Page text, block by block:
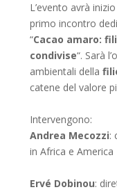
L’evento avrà
primo incontro
“Cacao amaro:
condivise“. Sarà
ambientali della
catene del valore
Intervengono:
Andrea Mecozzi:
in Africa e America
Ervé Dobinou: